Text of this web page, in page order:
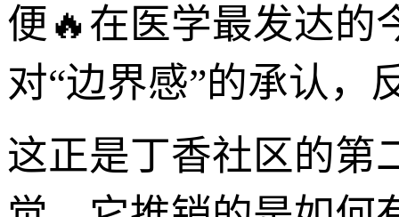
便🔥在医学最发达的
对“边界感”的承认，
这正是丁香社区的第